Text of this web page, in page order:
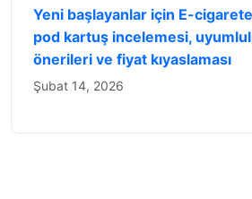
Yeni başlayanlar için E-
pod kartuş incelemesi,
önerileri ve fiyat kıyaslaması
Şubat 14, 2026